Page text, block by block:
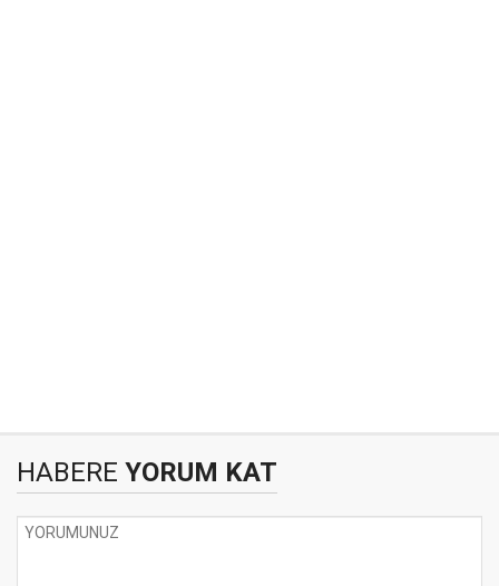
HABERE YORUM KAT